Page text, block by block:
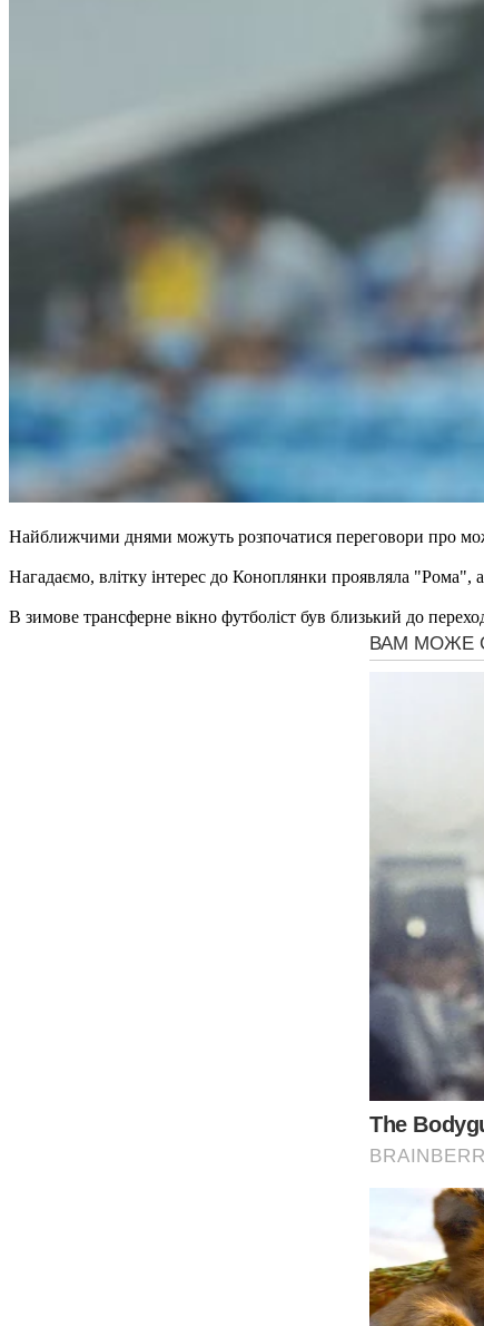
Найближчими днями можуть розпочатися переговори про
Нагадаємо, влітку інтерес до Коноплянки проявляла "Рома",
В зимове трансферне вікно футболіст був близький до